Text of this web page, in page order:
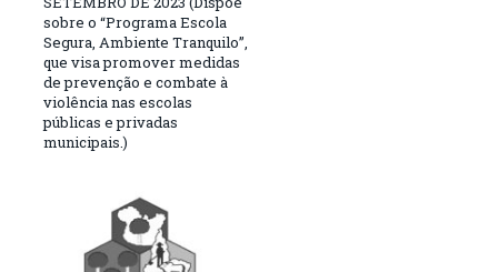
sobre o “Programa Escola
Segura, Ambiente Tranquilo”,
que visa promover medidas
de prevenção e combate à
violência nas escolas
públicas e privadas
municipais.)